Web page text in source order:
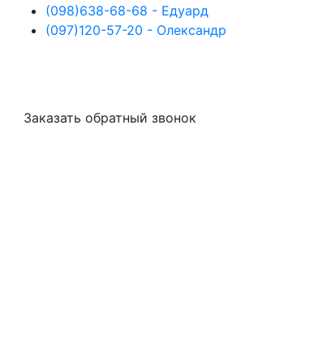
(098)638-68-68 - Едуард
(097)120-57-20 - Олександр
Заказать обратный звонок